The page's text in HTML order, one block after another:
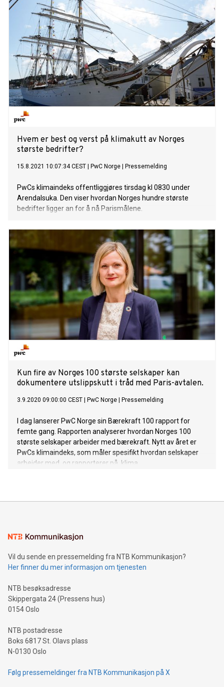
Hvem er best og verst på klimakutt av Norges
største bedrifter?
15.8.2021 10:07:34 CEST PwC Norge Pressemelding
PwCs klimaindeks offentliggjøres tirsdag kl 0830 under
Arendalsuka. Den viser hvordan Norges hundre største
bedrifter ligger an for å nå Parismålene.
Kun fire av Norges 100 største selskaper kan
dokumentere utslippskutt i tråd med Paris-avtalen.
3.9.2020 09:00:00 CEST PwC Norge Pressemelding
I dag lanserer PwC Norge sin Bærekraft 100 rapport for
femte gang. Rapporten analyserer hvordan Norges 100
største selskaper arbeider med bærekraft. Nytt av året er
PwCs klimaindeks, som måler spesifikt hvordan selskaper
arbeider med, og rapporterer på, klima.
Vil du sende en pressemelding fra NTB Kommunikasjon?
Her finner du mer informasjon om tjenesten
NTB besøksadresse
Skippergata 24 (Pressens hus)
0154 Oslo
NTB postadresse
Boks 6817 St. Olavs plass
N-0130 Oslo
Følg pressemeldinger fra NTB Kommunikasjon på X